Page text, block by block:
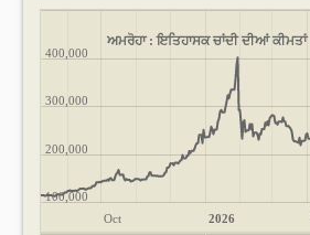
ਅਮਰੋਹਾ : ਇਤਿਹਾਸਕ ਚਾਂਦੀ ਦੀਆਂ ਕੀਮਤਾਂ
Oct 2026
100,000
200,000
300,000
400,000